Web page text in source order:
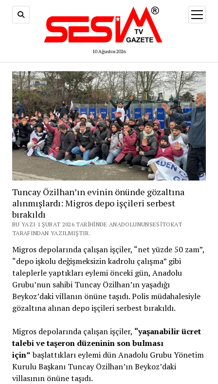
10 Ağustos 2026
aç
Tuncay Özilhan’ın evinin önünde gözaltına
alınmışlardı: Migros depo işçileri serbest
bırakıldı
BU YAZI 1 ŞUBAT 2026 TARIHINDE ANADOLUNUNSESITOKAT
TARAFINDAN YAZILMIŞTIR.
Migros depolarında çalışan işçiler, “net yüzde 50 zam”,
“depo işkolu değişmeksizin kadrolu çalışma” gibi
taleplerle yaptıkları eylemi önceki gün, Anadolu
Grubu’nun sahibi Tuncay Özilhan’ın yaşadığı
Beykoz’daki villanın önüne taşıdı. Polis müdahalesiyle
gözaltına alınan depo işçileri serbest bırakıldı.
Migros depolarında çalışan işçiler, “yaşanabilir ücret
talebi ve taşeron düzeninin son bulması
için”başlattıkları eylemi dün Anadolu Grubu Yönetim
Kurulu Başkanı Tuncay Özilhan’ın Beykoz’daki
villasının önüne taşıdı.